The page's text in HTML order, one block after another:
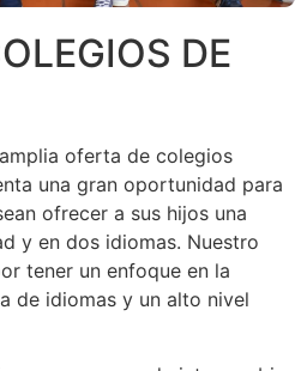
DE
oferta de colegios
una gran oportunidad para
ofrecer a sus hijos una
y en dos idiomas. Nuestro
tener un enfoque en la
de idiomas y un alto nivel